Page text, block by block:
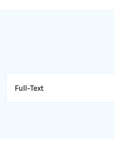
Full-Text